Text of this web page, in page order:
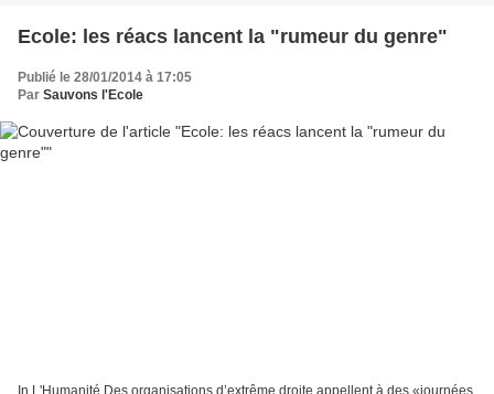
Ecole: les réacs lancent la "rumeur du genre"
Publié le 28/01/2014 à 17:05
Par Sauvons l'Ecole
In L'Humanité Des organisations d’extrême droite appellent à des «journées